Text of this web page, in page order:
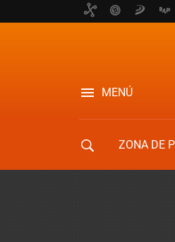
MENÚ
ZONA DE